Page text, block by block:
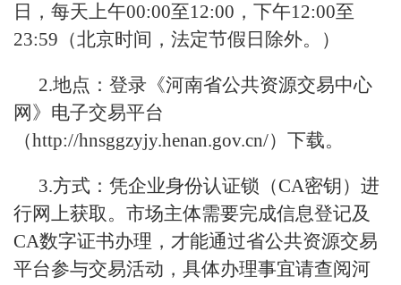
日，每天上午00:00至12:00，下午12:00至
23:59（北京时间，法定节假日除外。）
2.地点：登录《河南省公共资源交易中心
网》电子交易平台
（http://hnsggzyjy.henan.gov.cn/）下载。
3.方式：凭企业身份认证锁（CA密钥）进
行网上获取。市场主体需要完成信息登记及
CA数字证书办理，才能通过省公共资源交易
平台参与交易活动，具体办理事宜请查阅河